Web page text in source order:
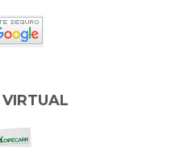
VIRTUAL